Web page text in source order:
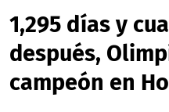
1,295 días y
después,
campeón en